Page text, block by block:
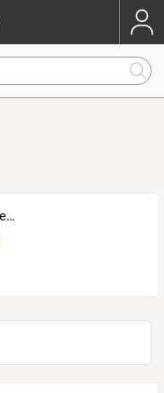
Le blog de Françoise et Louis